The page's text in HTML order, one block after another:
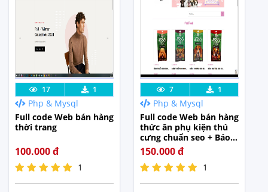
Lưu code Xem Thực
Tế
17 1
Php & Mysql
Full code Web bán hàng
thời trang
100.000 đ
1
Lưu code Xem Thực
Tế
7 1
Php & Mysql
Full code Web bán hàng
thức ăn phụ kiện thú
cưng chuẩn seo + Báo
cáo
150.000 đ
1